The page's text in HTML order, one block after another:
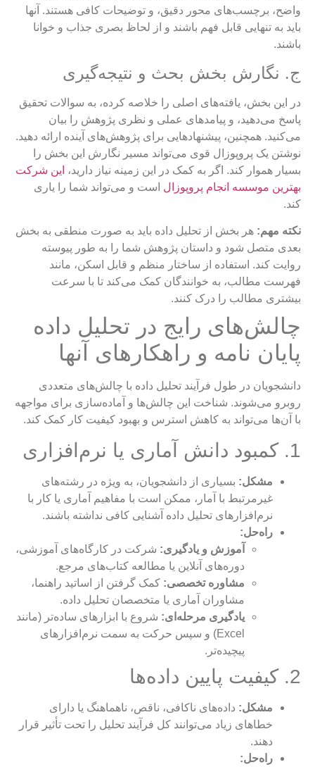
واضح، برچسب‌های محور دقیق، و توضیحات کافی هستند. آنها
باید به تنهایی قابل فهم باشند و از لحاظ بصری جذاب و خوانا
باشند.
ج. نگارش بخش بحث و نتیجه‌گیری
در این بخش، یافته‌های اصلی را خلاصه کرده، به سوالات تحقیق
پاسخ می‌دهید، و پیامدهای عملی و نظری پژوهش را بیان
می‌کنید. همچنین، پیشنهادهایی برای پژوهش‌های آینده ارائه دهید.
نوشتن یک پروپوزال قوی می‌تواند مسیر نگارش این بخش را
بسیار هموار کند. اگر به کمک در این زمینه نیاز دارید،
این شرکت
بهترین موسسه انجام پروپوزال است و می‌تواند شما را یاری
کند.
نکته مهم: هر بخش از تحلیل داده باید به صورت منطقی به بخش
بعدی متصل شود و داستان پژوهش شما را به طور پیوسته
روایت کند. استفاده از ساختار منظم و قابل اسکن، مانند
فهرست مطالب، به خوانندگان کمک می‌کند تا با سرعت
بیشتری مطالب را درک کنند.
چالش‌های رایج در تحلیل داده
پایان نامه و راهکارهای آنها
دانشجویان در طول فرآیند تحلیل داده با چالش‌های متعددی
روبرو می‌شوند. شناخت این چالش‌ها و آماده‌سازی برای مواجهه
با آن‌ها می‌تواند به کاهش استرس و بهبود کیفیت کار کمک کند.
1. کمبود دانش آماری یا نرم‌افزاری
مشکل: بسیاری از دانشجویان، به ویژه در رشته‌های
غیرمرتبط با آمار، ممکن است با مفاهیم آماری یا کار با
نرم‌افزارهای تحلیل داده آشنایی کافی نداشته باشند.
راه‌حل:
آموزش و یادگیری: شرکت در کارگاه‌های آموزشی،
دوره‌های آنلاین یا مطالعه کتاب‌های مرجع.
مشاوره تخصصی: کمک گرفتن از اساتید راهنما،
مشاوران آماری یا متخصصان تحلیل داده.
یادگیری مرحله‌ای: شروع با ابزارهای ساده‌تر (مانند
Excel) و سپس حرکت به سمت نرم‌افزارهای
پیچیده‌تر.
2. کیفیت پایین داده‌ها
مشکل: داده‌های ناکافی، ناقص، ناهماهنگ یا دارای
خطاهای زیاد می‌توانند کل فرآیند تحلیل را تحت تأثیر قرار
دهند.
راه‌حل: